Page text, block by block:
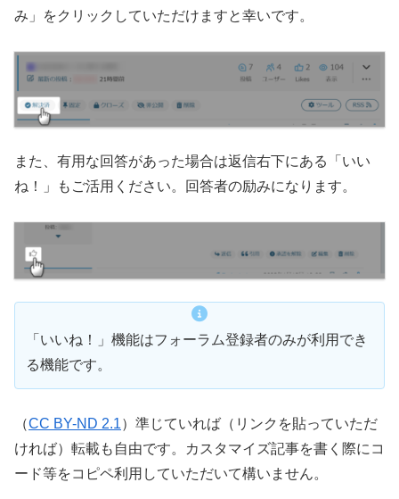
み」をクリックしていただけますと幸いです。
また、有用な回答があった場合は返信右下にある「いい
ね！」もご活用ください。回答者の励みになります。
「いいね！」機能はフォーラム登録者のみが利用でき
る機能です。
（CC BY-ND 2.1）準じていれば（リンクを貼っていただ
ければ）転載も自由です。カスタマイズ記事を書く際にコ
ード等をコピペ利用していただいて構いません。